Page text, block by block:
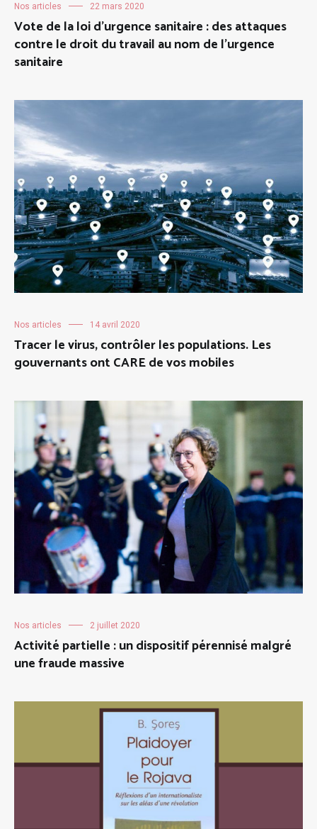
Nos articles 22 mars 2020
Vote de la loi d’urgence sanitaire : des attaques
contre le droit du travail au nom de l’urgence
sanitaire
Nos articles 14 avril 2020
Tracer le virus, contrôler les populations. Les
gouvernants ont CARE de vos mobiles
Nos articles 2 juillet 2020
Activité partielle : un dispositif pérennisé malgré
une fraude massive